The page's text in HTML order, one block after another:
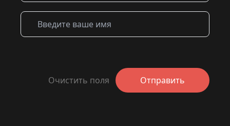
Очистить поля Отправить